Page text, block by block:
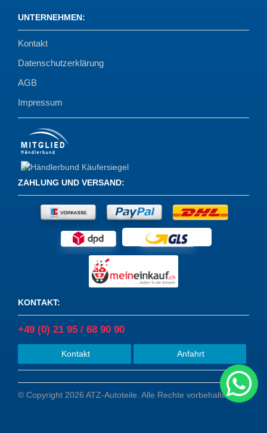
UNTERNEHMEN:
Kontakt
Datenschutzerklärung
AGB
Impressum
ZAHLUNG UND VERSAND:
KONTAKT:
+49 (0) 21 95 / 68 90 90
Kontakt Anfahrt
© Copyright 2026 ATZ-Autoteile. Alle Rechte vorbehalten.